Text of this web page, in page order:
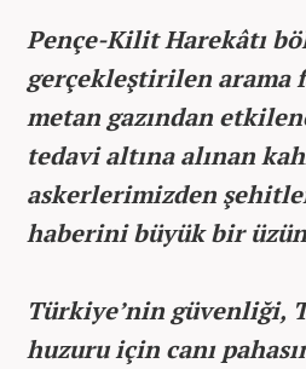
Pençe-Kilit Harekâtı
gerçekleştirilen arama
metan gazından
tedavi altına alınan
askerlerimizden
haberini büyük bir
Türkiye’nin güvenliği,
huzuru için canı